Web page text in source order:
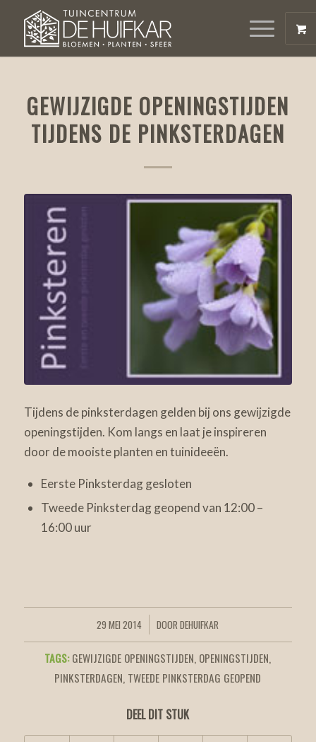
GEWIJZIGDE OPENINGSTIJDEN
TIJDENS DE PINKSTERDAGEN
Tijdens de pinksterdagen gelden bij ons gewijzigde
openingstijden. Kom langs en laat je inspireren
door de mooiste planten en tuinideeën.
Eerste Pinksterdag gesloten
Tweede Pinksterdag geopend van 12:00 –
16:00 uur
29 MEI 2014
/ DOORDEHUIFKAR
TAGS: GEWIJZIGDE OPENINGSTIJDEN, OPENINGSTIJDEN,
PINKSTERDAGEN, TWEEDE PINKSTERDAG GEOPEND
DEEL DIT STUK